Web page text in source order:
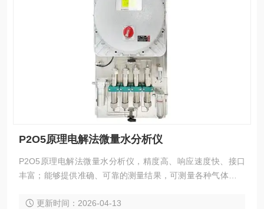
P2O5原理电解法微量水分析仪
P2O5原理电解法微量水分析仪，精度高、响应速度快、接口
丰富；能够提供准确、可靠的测量结果，可测量各种气体中微
析场合。无论是在生产过程控制、产品质量保证还是实验研究
更新时间：2026-04-13